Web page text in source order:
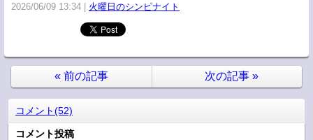
2026/06/09 13:34 火曜日のシンピナイト
« 前の記事 次の記事 »
コメント(52)
コメント投稿